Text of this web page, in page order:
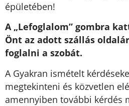
épületében!
A „Lefoglalom” gombra
Önt az adott szállás
foglalni a szobát.
A Gyakran ismételt
megtekinteni és közvetlen
amennyiben további kérdés